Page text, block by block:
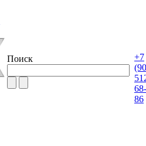
Поиск
+7
68-
86